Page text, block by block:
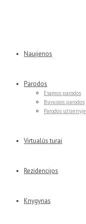
Naujienos
Parodos
Esamos parodos
Buvusios parodos
Parodos užsienyje
Virtualūs turai
Rezidencijos
Knygynas